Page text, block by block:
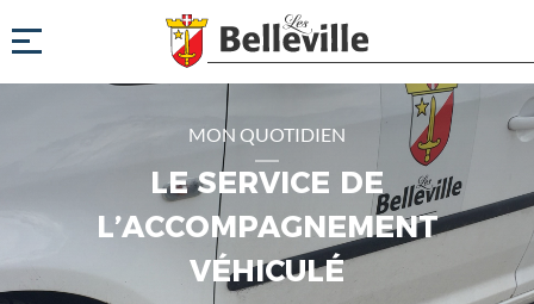
MON QUOTIDIEN
LE SERVICE DE
L’ACCOMPAGNEMENT
VÉHICULÉ